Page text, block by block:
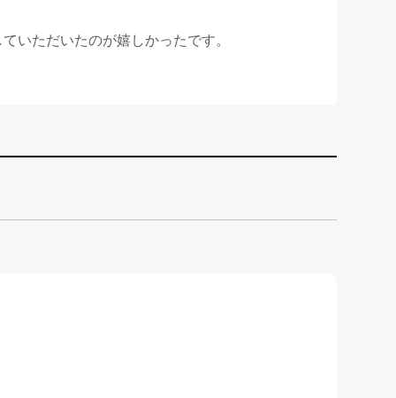
いただいたのが嬉しかったです。